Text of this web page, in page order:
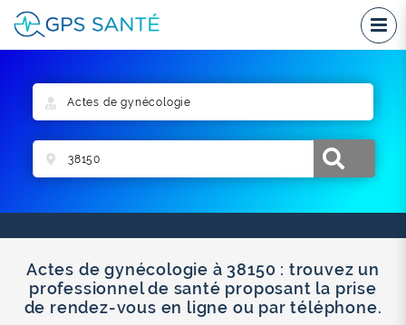
Actes de gynécologie à 38150 : trouvez un
professionnel de santé proposant la prise
de rendez-vous en ligne ou par téléphone.